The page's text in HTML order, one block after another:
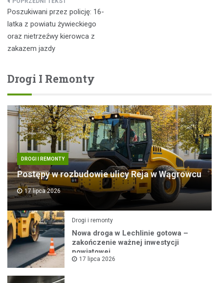
Nawigacja
wpisu
Poszukiwani przez policję: 16-
latka z powiatu żywieckiego
oraz nietrzeźwy kierowca z
zakazem jazdy
Drogi I Remonty
DROGI I REMONTY
Postępy w rozbudowie ulicy Reja w Wągrowcu
17 lipca 2026
Drogi i remonty
Nowa droga w Lechlinie gotowa –
zakończenie ważnej inwestycji
powiatowej
17 lipca 2026